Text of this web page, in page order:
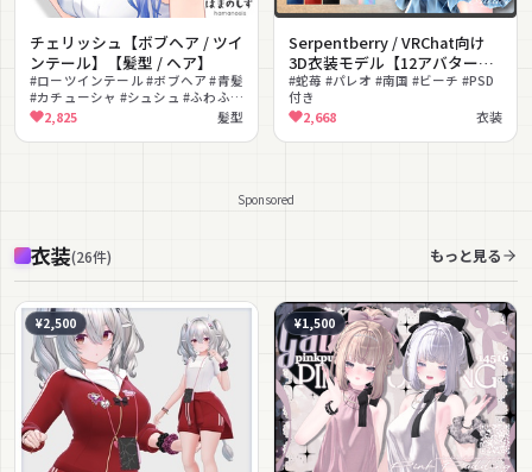
チェリッシュ【ボブヘア / ツイ
ンテール】【髪型 / ヘア】
#ローツインテール #ボブヘア #青髪
#カチューシャ #シュシュ #ふわふわ
#ガーリー #かわいい #ON #OFF切
2,825 髪型
Serpentberry / VRChat向け
3D衣装モデル【12アバター対
応】
#蛇苺 #パレオ #南国 #ビーチ #PSD
付き
2,668 衣装
Sponsored
衣装(26件) もっと見る
¥2,500 ¥1,500